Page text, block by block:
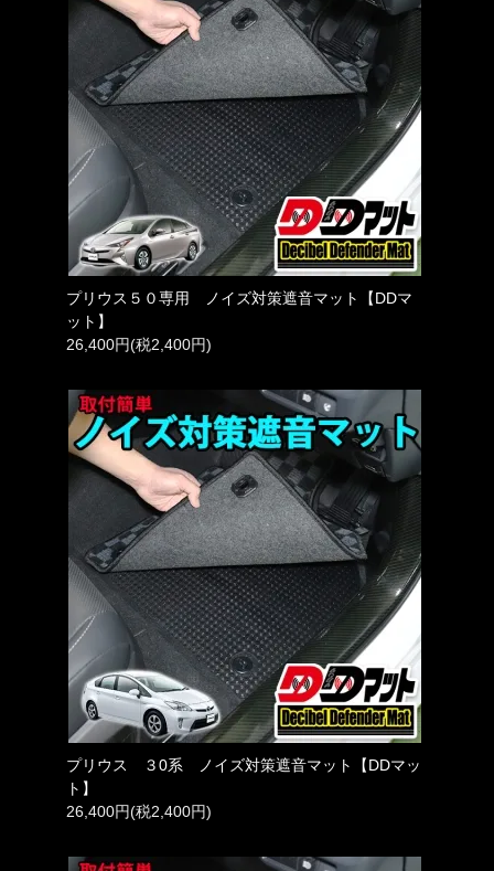
プリウス５０専用 ノイズ対策遮音マット【DDマ
ット】
26,400円(税2,400円)
プリウス ３0系 ノイズ対策遮音マット【DDマッ
ト】
26,400円(税2,400円)